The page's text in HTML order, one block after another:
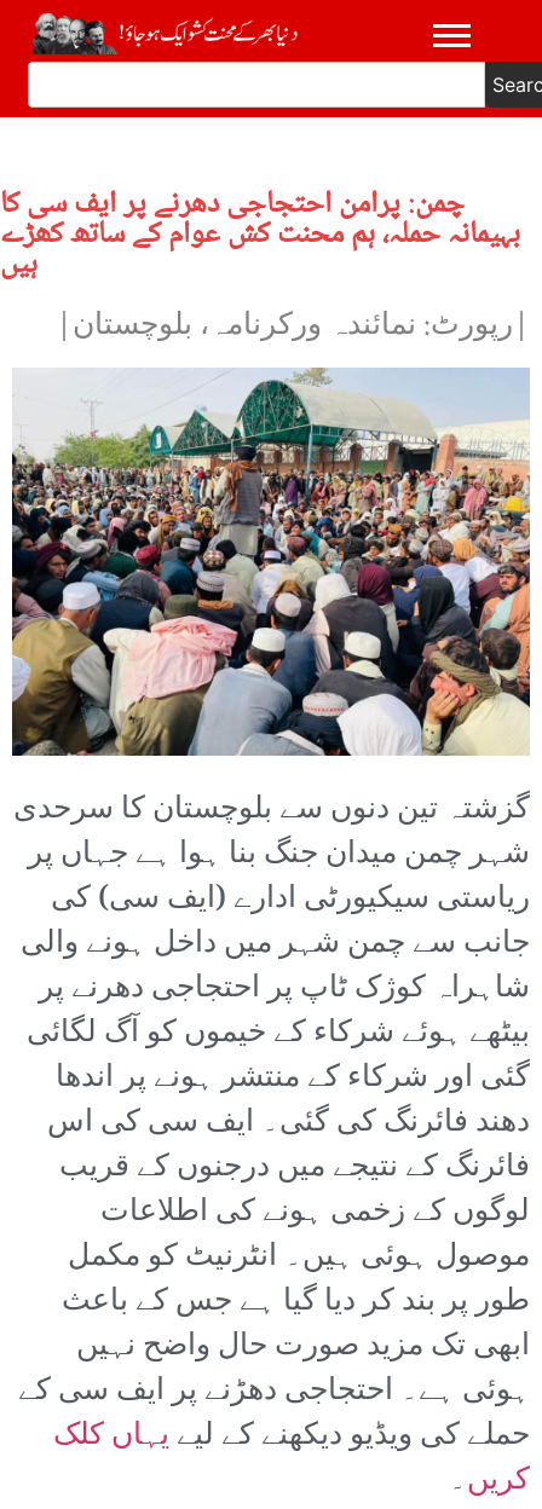
چمن: پرامن احتجاجی دھرنے پر ایف سی کا
بہیمانہ حملہ، ہم محنت کش عوام کے ساتھ کھڑے
ہیں
|رپورٹ: نمائندہ ورکرنامہ، بلوچستان|
گزشتہ تین دنوں سے بلوچستان کا سرحدی
شہر چمن میدان جنگ بنا ہوا ہے جہاں پر
ریاستی سیکیورٹی ادارے (ایف سی) کی
جانب سے چمن شہر میں داخل ہونے والی
شاہراہ کوژک ٹاپ پر احتجاجی دھرنے پر
بیٹھے ہوئے شرکاء کے خیموں کو آگ لگائی
گئی اور شرکاء کے منتشر ہونے پر اندھا
دھند فائرنگ کی گئی۔ ایف سی کی اس
فائرنگ کے نتیجے میں درجنوں کے قریب
لوگوں کے زخمی ہونے کی اطلاعات
موصول ہوئی ہیں۔ انٹرنیٹ کو مکمل
طور پر بند کر دیا گیا ہے جس کے باعث
ابھی تک مزید صورت حال واضح نہیں
ہوئی ہے۔ احتجاجی دھڑنے پر ایف سی کے
حملے کی ویڈیو دیکھنے کے لیےیہاں کلک
کریں۔